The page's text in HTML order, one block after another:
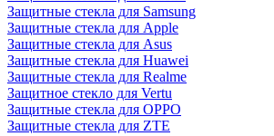
Защитные стекла для Samsung
Защитные стекла для Apple
Защитные стекла для Asus
Защитные стекла для Huawei
Защитные стекла для Realme
Защитное стекло для Vertu
Защитные стекла для OPPO
Защитные стекла для ZTE